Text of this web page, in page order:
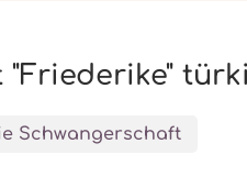
Schwangerschaft